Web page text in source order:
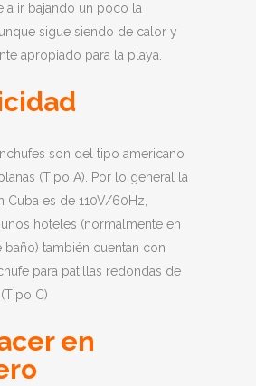
a ir bajando un poco la
sigue siendo de calor y
apropiado para la playa.
son del tipo americano
(Tipo A). Por lo general la
Cuba es de 110V/60Hz,
hoteles (normalmente en
baño) también cuentan con
para patillas redondas de
C)
en